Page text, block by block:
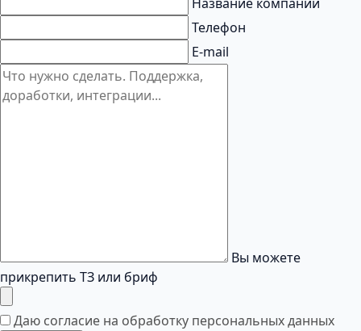
Название компании
Телефон
E-mail
Вы можете
прикрепить ТЗ или бриф
Даю согласие на обработку персональных данных